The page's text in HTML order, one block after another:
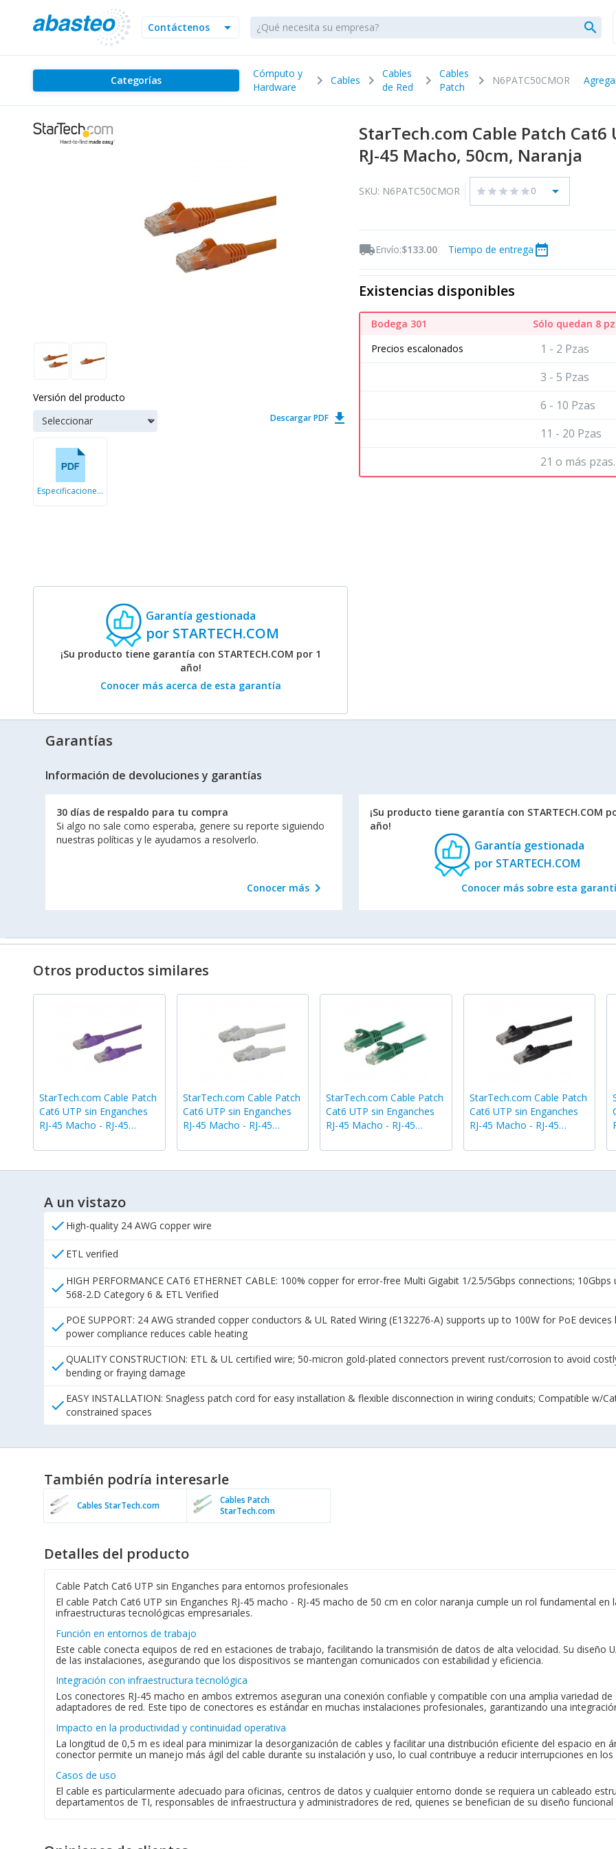
arrow_drop_down
Contáctenos search
Categorías
Cómputo y
Hardware
chevron_right Cables chevron_right
Cables
de Red
chevron_right
Cables
Patch
chevron_right N6PATC50CMOR
Versión del producto
Descargar PDF get_app
Especificaciones técnicas
Garantía gestionada
por STARTECH.COM
¡Su producto tiene garantía con STARTECH.COM por 1
año!
Conocer más acerca de esta garantía
StarTech.com Cable Patch Cat6
RJ-45 Macho, 50cm, Naranja
SKU: N6PATC50CMOR star star star star star0
arrow_drop_down
local_shippingEnvío:$133.00 Tiempo de entrega date_range
Existencias disponibles
Bodega 301 Sólo quedan 8
Precios escalonados 1 - 2 Pzas
3 - 5 Pzas
6 - 10 Pzas
11 - 20 Pzas
21 o más pzas.
Garantías
Información de devoluciones y garantías
30 días de respaldo para tu compra
Si algo no sale como esperaba, genere su reporte siguiendo
nuestras políticas y le ayudamos a resolverlo.
Conocer máschevron_right
¡Su producto tiene garantía con STARTECH.COM
año!
Garantía gestionada
por STARTECH.COM
Conocer más sobre esta
Otros productos similares
StarTech.com Cable Patch
Cat6 UTP sin Enganches
RJ-45 Macho - RJ-45
StarTech.com Cable Patch
Cat6 UTP sin Enganches
RJ-45 Macho - RJ-45
StarTech.com Cable Patch
Cat6 UTP sin Enganches
RJ-45 Macho - RJ-45
StarTech.com Cable Patch
Cat6 UTP sin Enganches
RJ-45 Macho - RJ-45
A un vistazo
check High-quality 24 AWG copper wire
check ETL verified
check HIGH PERFORMANCE CAT6 ETHERNET CABLE: 100% copper for error-free Multi Gigabit 1/2.5/5Gbps connections;
568-2.D Category 6 & ETL Verified
check POE SUPPORT: 24 AWG stranded copper conductors & UL Rated Wiring (E132276-A) supports up to 100W for PoE
power compliance reduces cable heating
checkQUALITY CONSTRUCTION: ETL & UL certified wire; 50-micron gold-plated connectors prevent rust/corrosion to avoid
bending or fraying damage
check EASY INSTALLATION: Snagless patch cord for easy installation & flexible disconnection in wiring conduits; Compatible w/
constrained spaces
También podría interesarle
Cables StarTech.com
Cables Patch
StarTech.com
Detalles del producto
Cable Patch Cat6 UTP sin Enganches para entornos profesionales
El cable Patch Cat6 UTP sin Enganches RJ-45 macho - RJ-45 macho de 50 cm en color naranja cumple un rol fundamental
infraestructuras tecnológicas empresariales.
Función en entornos de trabajo
Este cable conecta equipos de red en estaciones de trabajo, facilitando la transmisión de datos de alta velocidad. Su diseño
de las instalaciones, asegurando que los dispositivos se mantengan comunicados con estabilidad y eficiencia.
Integración con infraestructura tecnológica
Los conectores RJ-45 macho en ambos extremos aseguran una conexión confiable y compatible con una amplia variedad
adaptadores de red. Este tipo de conectores es estándar en muchas instalaciones profesionales, garantizando una
Impacto en la productividad y continuidad operativa
La longitud de 0,5 m es ideal para minimizar la desorganización de cables y facilitar una distribución eficiente del espacio en
conector permite un manejo más ágil del cable durante su instalación y uso, lo cual contribuye a reducir interrupciones en
Casos de uso
El cable es particularmente adecuado para oficinas, centros de datos y cualquier entorno donde se requiera un cableado
departamentos de TI, responsables de infraestructura y administradores de red, quienes se benefician de su diseño